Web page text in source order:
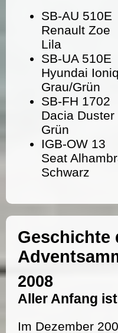
SB-AU 510E
Renault Zoe
Lila
SB-UA 510E
Hyundai
Grau/Grün
SB-FH 1702
Dacia Duster
Grün
IGB-OW 13
Seat
Schwarz
Geschichte
2008
Aller Anfang
Im Dezember